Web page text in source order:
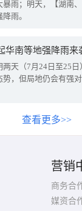
暴雨；明天，【湖南
雨。
华南等地强降雨
两天（7月24日至25
势，但局地仍会有强
查看更多>>
营销
商务合
媒资合